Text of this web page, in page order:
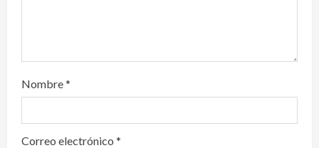
Nombre*
Correo electrónico *